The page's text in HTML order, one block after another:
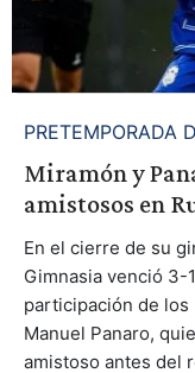
PRETEMPORADA
Miramón y
amistosos en
En el cierre de su
Gimnasia venció 3-
participación de los
Manuel Panaro,
amistoso antes del